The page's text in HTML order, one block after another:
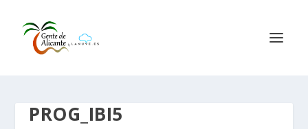
PROG_IBI5